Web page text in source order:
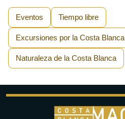
Eventos Tiempo libre
Excursiones por la Costa Blanca
Naturaleza de la Costa Blanca